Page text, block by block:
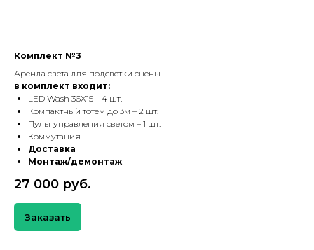
Комплект №3
Аренда света для подсветки сцены
в комплект входит:
LED Wash 36X15 – 4 шт.
Компактный тотем до 3м – 2 шт.
Пульт управления светом – 1 шт.
Коммутация
Доставка
Монтаж/демонтаж
27 000 руб.
Заказать